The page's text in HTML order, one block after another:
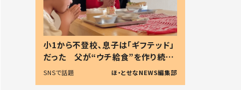
小1から不登校、息子は「ギフテッド」
だった 父が“ウチ給食”を作り続け
る理由とは #令和の親 #令和の子
SNSで話題 ほ・とせなNEWS編集部